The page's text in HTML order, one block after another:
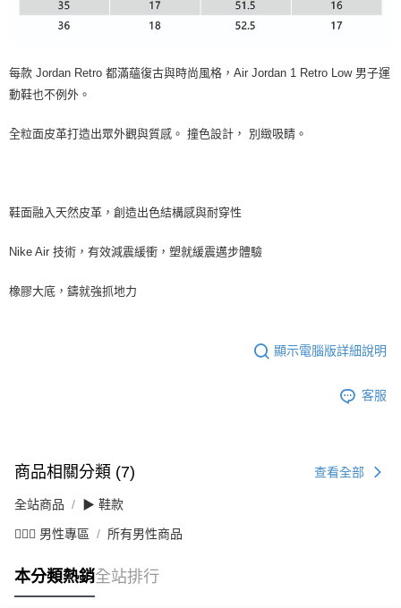
每款 Jordan Retro 都滿蘊復古與時尚風格，Air Jordan 1 Retro Low 男子運
動鞋也不例外。
全粒面皮革打造出眾外觀與質感。 撞色設計， 別緻吸睛。
鞋面融入天然皮革，創造出色結構感與耐穿性
Nike Air 技術，有效減震緩衝，塑就緩震邁步體驗
橡膠大底，鑄就強抓地力
顯示電腦版詳細說明
客服
商品相關分類 (7) 查看全部
全站商品 ▶ 鞋款
💁🏻‍♂️ 男性專區 所有男性商品
本分類熱銷全站排行